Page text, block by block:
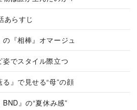
あらすじ
『相棒』オマージュ
でスタイル際立つ
』で見せる“母”の顔
BND』の“夏休み感”